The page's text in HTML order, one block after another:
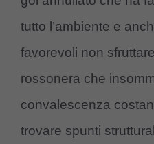
tutto l’ambiente e
favorevoli non
rossonera che
convalescenza
trovare spunti